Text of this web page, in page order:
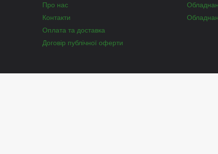
Про нас
Контакти
Оплата та доставка
Договір публічної оферти